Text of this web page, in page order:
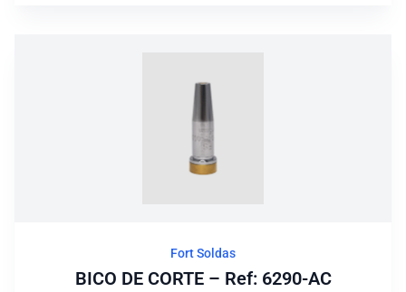
Fort Soldas
BICO DE CORTE – Ref: 6290-AC